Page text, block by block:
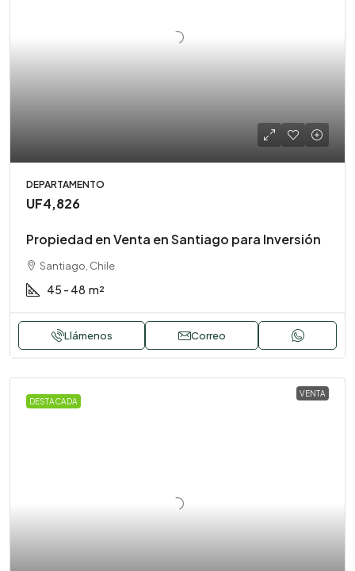
DEPARTAMENTO
UF4,826
Propiedad en Venta en Santiago para Inversión
Santiago, Chile
45 - 48 m²
Llámenos Correo
DESTACADA
VENTA